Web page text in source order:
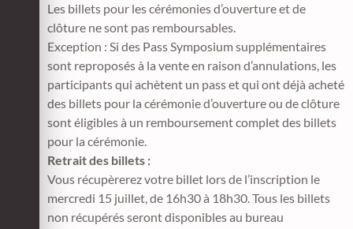
Les billets pour les cérémonies d’ouverture et de
clôture ne sont pas remboursables.
Exception : Si des Pass Symposium supplémentaires
sont reproposés à la vente en raison d’annulations, les
participants qui achètent un pass et qui ont déjà acheté
des billets pour la cérémonie d’ouverture ou de clôture
sont éligibles à un remboursement complet des billets
pour la cérémonie.
Retrait des billets :
Vous récupèrerez votre billet lors de l’inscription le
mercredi 15 juillet, de 16h30 à 18h30. Tous les billets
non récupérés seront disponibles au bureau